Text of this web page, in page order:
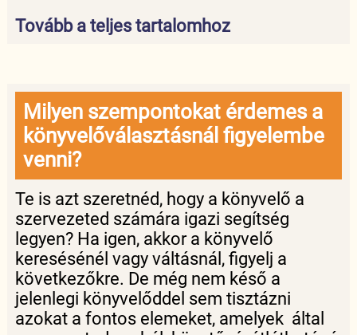
Tovább a teljes tartalomhoz
Milyen szempontokat érdemes a
könyvelőválasztásnál figyelembe
venni?
Te is azt szeretnéd, hogy a könyvelő a
szervezeted számára igazi segítség
legyen? Ha igen, akkor a könyvelő
keresésénél vagy váltásnál, figyelj a
következőkre. De még nem késő a
jelenlegi könyvelőddel sem tisztázni
azokat a fontos elemeket, amelyek által